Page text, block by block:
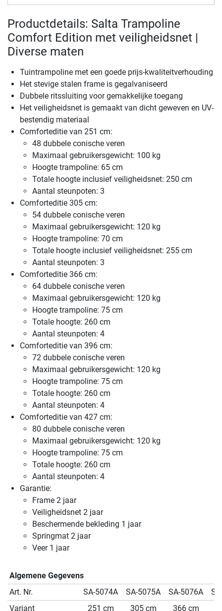
Productdetails: Salta Trampoline
Comfort Edition met veiligheidsnet |
Diverse maten
Tuintrampoline met een goede prijs-kwaliteitverhouding
Het stevige stalen frame is gegalvaniseerd
Dubbele ritssluiting voor gemakkelijke toegang
Het veiligheidsnet is gemaakt van dicht geweven en UV-
bestendig materiaal
Comforteditie van 251 cm:
48 dubbele conische veren
Maximaal gebruikersgewicht: 100 kg
Hoogte trampoline: 65 cm
Totale hoogte inclusief veiligheidsnet: 250 cm
Aantal steunpoten: 3
Comforteditie 305 cm:
54 dubbele conische veren
Maximaal gebruikersgewicht: 120 kg
Hoogte trampoline: 70 cm
Totale hoogte inclusief veiligheidsnet: 255 cm
Aantal steunpoten: 3
Comforteditie 366 cm:
64 dubbele conische veren
Maximaal gebruikersgewicht: 120 kg
Hoogte trampoline: 75 cm
Totale hoogte: 260 cm
Aantal steunpoten: 4
Comforteditie van 396 cm:
72 dubbele conische veren
Maximaal gebruikersgewicht: 120 kg
Hoogte trampoline: 75 cm
Totale hoogte: 260 cm
Aantal steunpoten: 4
Comforteditie van 427 cm:
80 dubbele conische veren
Maximaal gebruikersgewicht: 120 kg
Hoogte trampoline: 75 cm
Totale hoogte: 260 cm
Aantal steunpoten: 4
Garantie:
Frame 2 jaar
Veiligheidsnet 2 jaar
Beschermende bekleding 1 jaar
Springmat 2 jaar
Veer 1 jaar
Algemene Gegevens
Art. Nr.
SA-5074A SA-5075A SA-5076A
Variant
251 cm 305 cm 366 cm